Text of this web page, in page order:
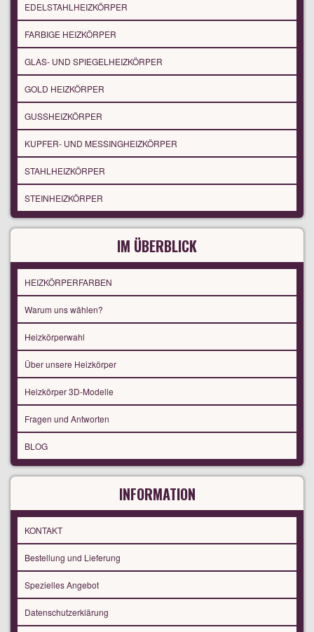
EDELSTAHLHEIZKÖRPER
FARBIGE HEIZKÖRPER
GLAS- UND SPIEGELHEIZKÖRPER
GOLD HEIZKÖRPER
GUSSHEIZKÖRPER
KUPFER- UND MESSINGHEIZKÖRPER
STAHLHEIZKÖRPER
STEINHEIZKÖRPER
IM ÜBERBLICK
HEIZKÖRPERFARBEN
Warum uns wählen?
Heizkörperwahl
Über unsere Heizkörper
Heizkörper 3D-Modelle
Fragen und Antworten
BLOG
INFORMATION
KONTAKT
Bestellung und Lieferung
Spezielles Angebot
Datenschutzerklärung